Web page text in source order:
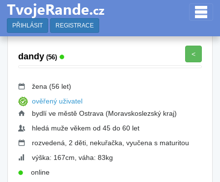
PŘIHLÁSIT REGISTRACE
dandy (56) <
žena (56 let)
ověřený uživatel
bydlí ve městě Ostrava (Moravskoslezský kraj)
hledá muže věkem od 45 do 60 let
rozvedená, 2 děti, nekuřačka, vyučena s maturitou
výška: 167cm, váha: 83kg
online